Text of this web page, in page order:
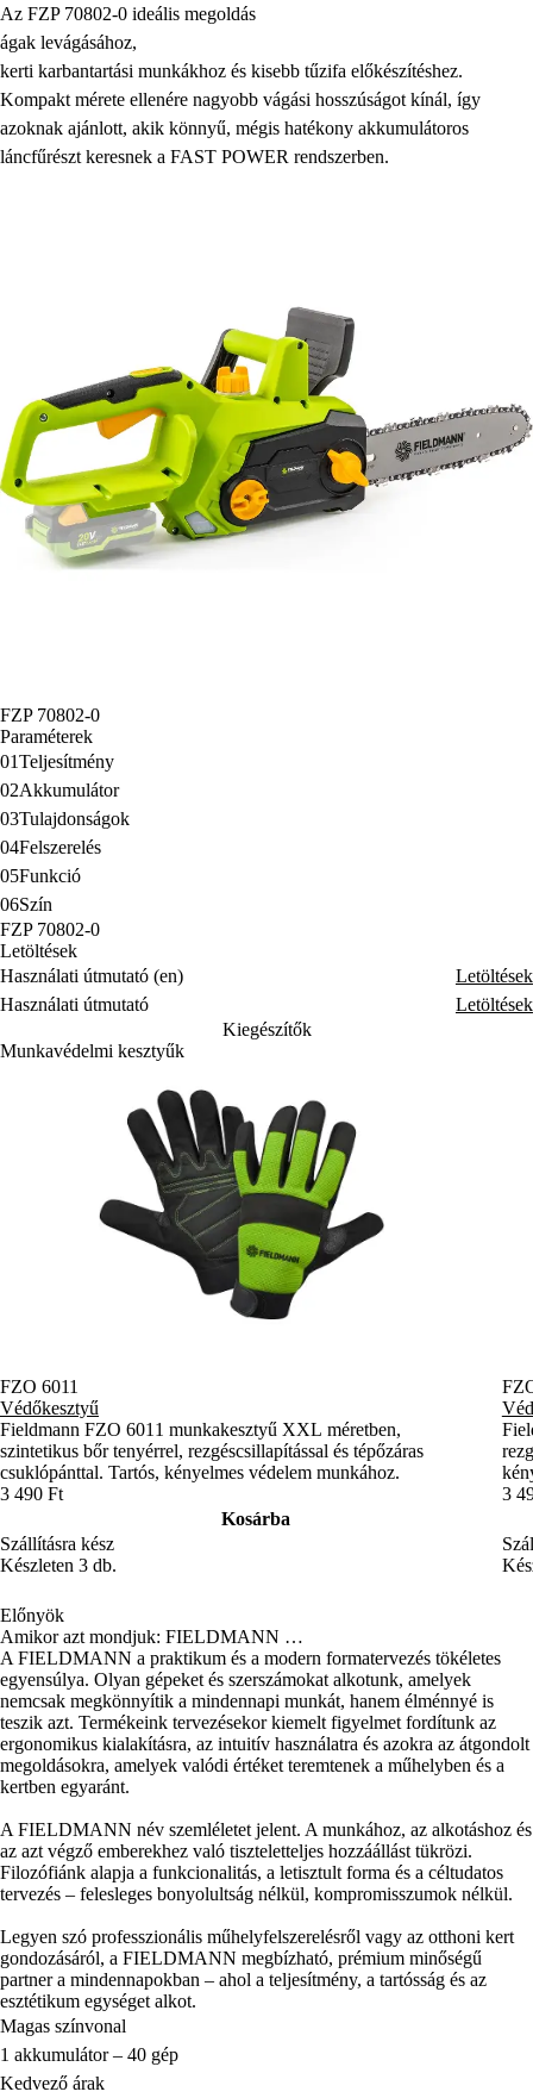
Az FZP 70802-0 ideális megoldás
ágak levágásához,
kerti karbantartási munkákhoz és kisebb tűzifa előkészítéshez.
Kompakt mérete ellenére nagyobb vágási hosszúságot kínál, így
azoknak ajánlott, akik könnyű, mégis hatékony akkumulátoros
láncfűrészt keresnek a FAST POWER rendszerben.
FZP 70802-0
Paraméterek
01Teljesítmény
02Akkumulátor
03Tulajdonságok
04Felszerelés
05Funkció
06Szín
FZP 70802-0
Letöltések
Használati útmutató (en)
Letöltések
Használati útmutató
Letöltések
Kiegészítők
Munkavédelmi kesztyűk
FZO 6011
Védőkesztyű
Fieldmann FZO 6011 munkakesztyű XXL méretben,
szintetikus bőr tenyérrel, rezgéscsillapítással és tépőzáras
csuklópánttal. Tartós, kényelmes védelem munkához.
3 490 Ft
Kosárba
Szállításra kész
Készleten 3 db.
3
Előnyök
Amikor azt mondjuk: FIELDMANN …
A FIELDMANN a praktikum és a modern formatervezés tökéletes
egyensúlya. Olyan gépeket és szerszámokat alkotunk, amelyek
nemcsak megkönnyítik a mindennapi munkát, hanem élménnyé is
teszik azt. Termékeink tervezésekor kiemelt figyelmet fordítunk az
ergonomikus kialakításra, az intuitív használatra és azokra az átgondolt
megoldásokra, amelyek valódi értéket teremtenek a műhelyben és a
kertben egyaránt.
A FIELDMANN név szemléletet jelent. A munkához, az alkotáshoz és
az azt végző emberekhez való tiszteletteljes hozzáállást tükrözi.
Filozófiánk alapja a funkcionalitás, a letisztult forma és a céltudatos
tervezés – felesleges bonyolultság nélkül, kompromisszumok nélkül.
Legyen szó professzionális műhelyfelszerelésről vagy az otthoni kert
gondozásáról, a FIELDMANN megbízható, prémium minőségű
partner a mindennapokban – ahol a teljesítmény, a tartósság és az
esztétikum egységet alkot.
Magas színvonal
1 akkumulátor – 40 gép
Kedvező árak